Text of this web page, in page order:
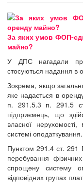
За яких умов ФОП-
майно?
У ДПС нагадали
стосуються надання в
Зокрема, якщо
яке надається в
п. 291.5.3 п. 291.5
підприємець, що
власної
системі оподаткування.
Пунктом 291.4 ст. 291
перебування
спрощену систему
відповідних групах